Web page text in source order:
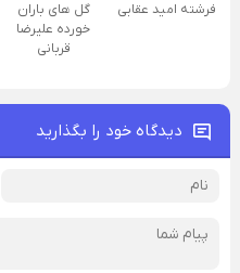
فرشته امید عقابی
گل های باران
خورده علیرضا
قربانی
دیدگاه خود را بگذارید